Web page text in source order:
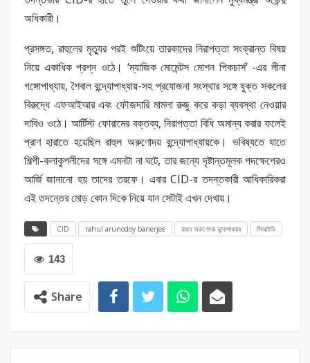
অধিকারী।
প্রসঙ্গত, রাহুলের মৃত্যুর পরই শুটিংয়ে তারকাদের নিরাপত্তা সংক্রান্ত বিষয়
নিয়ে একাধিক প্রশ্ন ওঠে। ‘ম্যাজিক মোমেন্টস মোশন পিকচার্স’ -এর লীনা
গঙ্গোপাধ্যায়, শৈবাল বন্দ্যোপাধ্যায়-সহ প্রযোজনা সংস্থার সঙ্গে যুক্ত সকলের
বিরুদ্ধে এফআইআর এবং ফৌজদারি মামলা রুজু করে কড়া ব্যবস্থা নেওয়ার
দাবিও ওঠে। আর্টিস্ট ফোরামের বক্তব্য, নিরাপত্তা বিধি অমান্য করার ফলেই
প্রাণ হারাতে হয়েছিল রাহুল অরুণোদয় বন্দ্যোপাধ্যায়কে। ভবিষ্যতে যাতে
শিল্পী-কলাকুশলীদের সঙ্গে এমনটা না ঘটে, তার জন্যে দৃষ্টান্তমূলক পদক্ষেপেরও
আর্জি জানানো হয় তাদের তরফে। এবার CID-র তদন্তকারী আধিকারিকরা
এই তদন্তের মোড় কোন দিকে নিয়ে যান সেটাই এখন দেখায়।
CID rahul arunodoy banerjee রাহুল অরুণোদয় বন্দোপাধ্যায় সিআইডি
143
Share